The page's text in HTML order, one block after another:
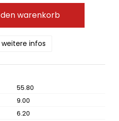
warenkorb
infos
55.80
9.00
6.20